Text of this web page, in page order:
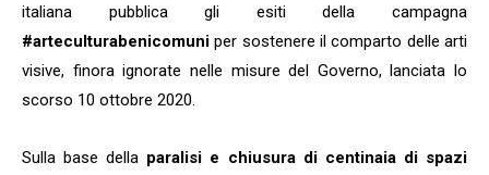
italiana pubblica gli esiti della campagna
#arteculturabenicomuni per sostenere il comparto delle arti
visive, finora ignorate nelle misure del Governo, lanciata lo
scorso 10 ottobre 2020.
Sulla base della paralisi e chiusura di centinaia di spazi